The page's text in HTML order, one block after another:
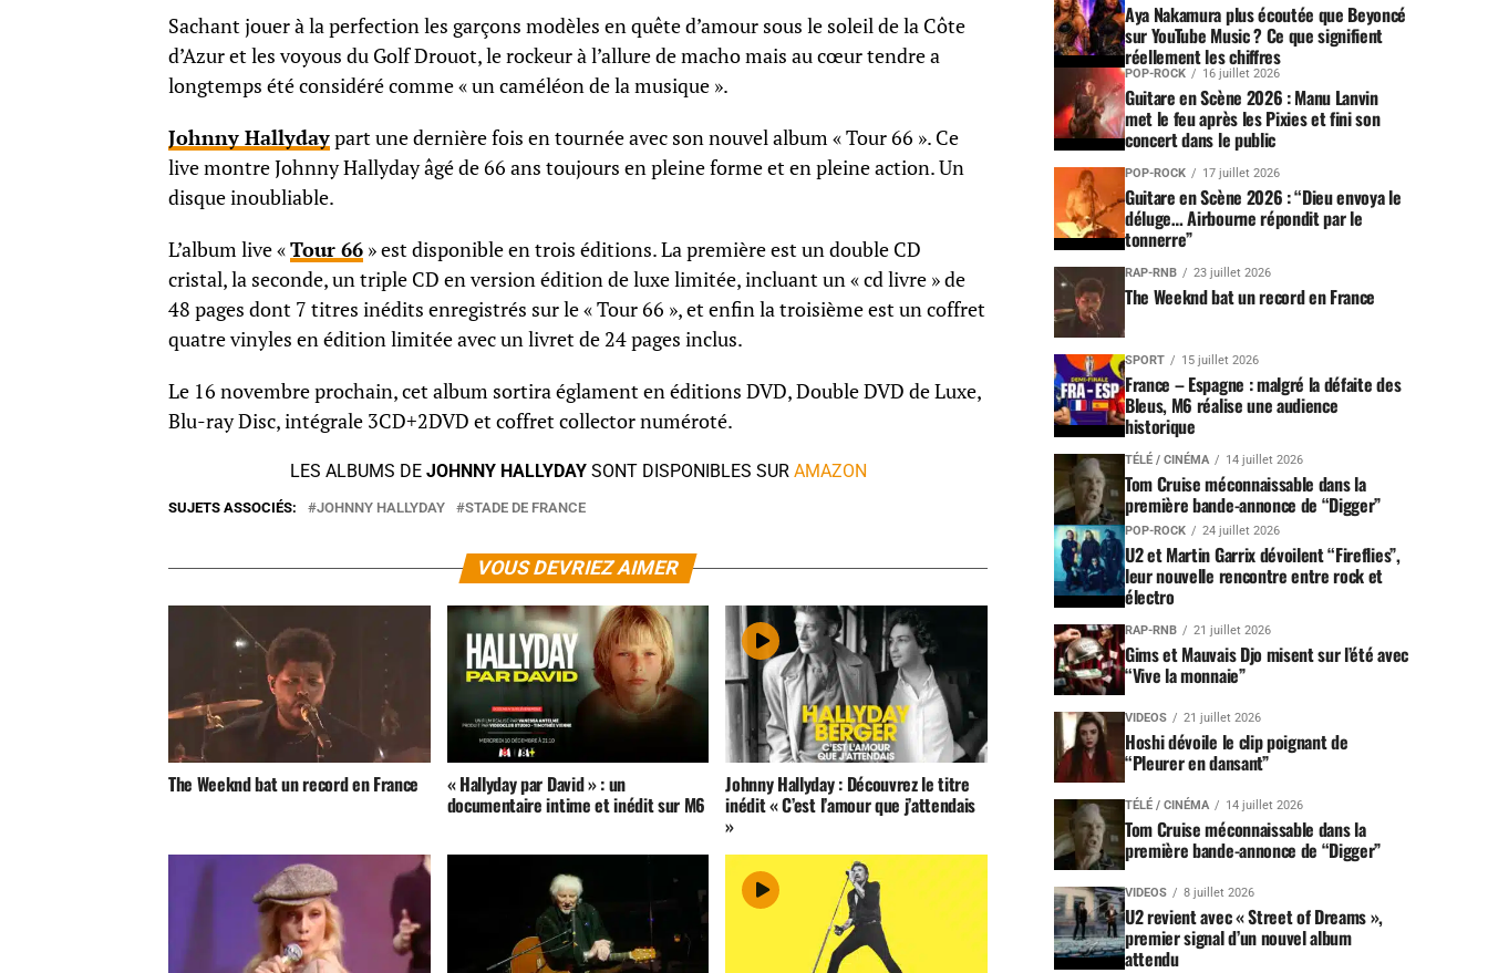
Sachant jouer à la perfection les garçons modèles en quête d’amour sous le soleil de la Côte
d’Azur et les voyous du Golf Drouot, le rockeur à l’allure de macho mais au cœur tendre a
longtemps été considéré comme « un caméléon de la musique ».
Johnny Hallydaypart une dernière fois en tournée avec son nouvel album « Tour 66 ». Ce
live montre Johnny Hallyday âgé de 66 ans toujours en pleine forme et en pleine action. Un
disque inoubliable.
L’album live «Tour 66 » est disponible en trois éditions. La première est un double CD
cristal, la seconde, un triple CD en version édition de luxe limitée, incluant un « cd livre » de
48 pages dont 7 titres inédits enregistrés sur le « Tour 66 », et enfin la troisième est un coffret
quatre vinyles en édition limitée avec un livret de 24 pages inclus.
Le 16 novembre prochain, cet album sortira églament en éditions DVD, Double DVD de Luxe,
Blu-ray Disc, intégrale 3CD+2DVD et coffret collector numéroté.
LES ALBUMS DE JOHNNY HALLYDAYSONT DISPONIBLES SUR AMAZON
SUJETS ASSOCIÉS: JOHNNY HALLYDAY STADE DE FRANCE
VOUS DEVRIEZ AIMER
The Weeknd bat un record en France « Hallyday par David » : un
documentaire intime et inédit sur M6
Johnny Hallyday : Découvrez le titre
inédit « C’est l’amour que j’attendais
»
Aya Nakamura plus écoutée que Beyoncé
sur YouTube Music ? Ce que signifient
réellement les chiffres
POP-ROCK 16 juillet 2026
Guitare en Scène 2026 : Manu Lanvin
met le feu après les Pixies et fini son
concert dans le public
POP-ROCK 17 juillet 2026
Guitare en Scène 2026 : “Dieu envoya le
déluge… Airbourne répondit par le
tonnerre”
RAP-RNB 23 juillet 2026
The Weeknd bat un record en France
SPORT 15 juillet 2026
France – Espagne : malgré la défaite des
Bleus, M6 réalise une audience
historique
TÉLÉ / CINÉMA 14 juillet 2026
Tom Cruise méconnaissable dans la
première bande-annonce de “Digger”
POP-ROCK 24 juillet 2026
U2 et Martin Garrix dévoilent “Fireflies”,
leur nouvelle rencontre entre rock et
électro
RAP-RNB 21 juillet 2026
Gims et Mauvais Djo misent sur l’été avec
“Vive la monnaie”
VIDEOS 21 juillet 2026
Hoshi dévoile le clip poignant de
“Pleurer en dansant”
TÉLÉ / CINÉMA 14 juillet 2026
Tom Cruise méconnaissable dans la
première bande-annonce de “Digger”
VIDEOS 8 juillet 2026
U2 revient avec « Street of Dreams »,
premier signal d’un nouvel album
attendu